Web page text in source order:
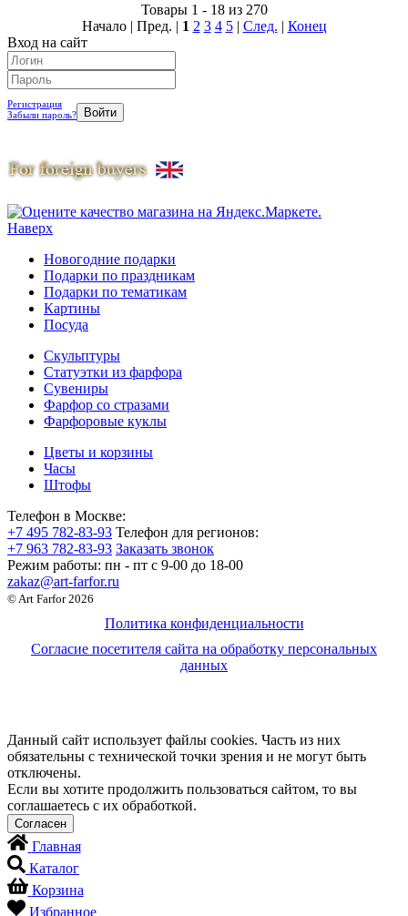
Товары 1 - 18 из 270
Начало | Пред. | 1 2 3 4 5| След. | Конец
Вход на сайт
Регистрация
Забыли пароль?
Наверх
Новогодние подарки
Подарки по праздникам
Подарки по тематикам
Картины
Посуда
Скульптуры
Статуэтки из фарфора
Сувениры
Фарфор со стразами
Фарфоровые куклы
Цветы и корзины
Часы
Штофы
Телефон в Москве:
+7 495 782-83-93 Телефон для регионов:
+7 963 782-83-93 Заказать звонок
Режим работы: пн - пт c 9-00 до 18-00
zakaz@art-farfor.ru
© Art Farfor 2026
Политика конфиденциальности
Согласие посетителя сайта на обработку персональных
данных
Данный сайт использует файлы cookies. Часть из них
обязательны с технической точки зрения и не могут быть
отключены.
Если вы хотите продолжить пользоваться сайтом, то вы
соглашаетесь с их обработкой.
Главная
Каталог
Корзина
Избранное